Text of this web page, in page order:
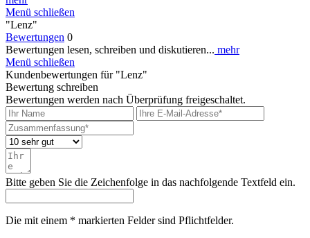
Menü schließen
"Lenz"
Bewertungen 0
Bewertungen lesen, schreiben und diskutieren... mehr
Menü schließen
Kundenbewertungen für "Lenz"
Bewertung schreiben
Bewertungen werden nach Überprüfung freigeschaltet.
Bitte geben Sie die Zeichenfolge in das nachfolgende Textfeld ein.
Die mit einem * markierten Felder sind Pflichtfelder.